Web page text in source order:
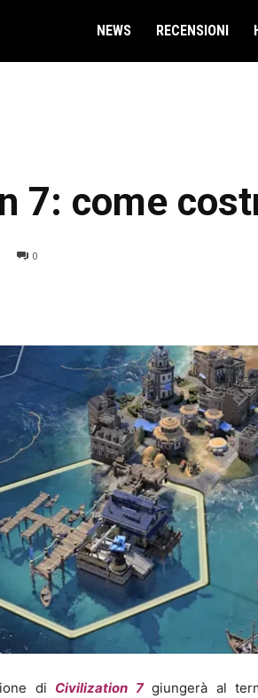
NEWS RECENSIONI
7: come
0
di Civilization 7giungerà al